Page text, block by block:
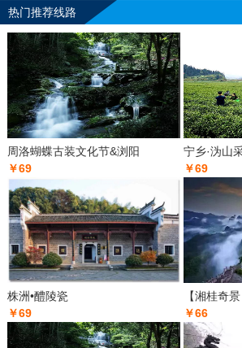
热门推荐线路
周洛蝴蝶古装文化节&浏阳
￥69
宁乡·沩山
￥69
株洲•醴陵瓷
￥69
【湘桂奇
￥66